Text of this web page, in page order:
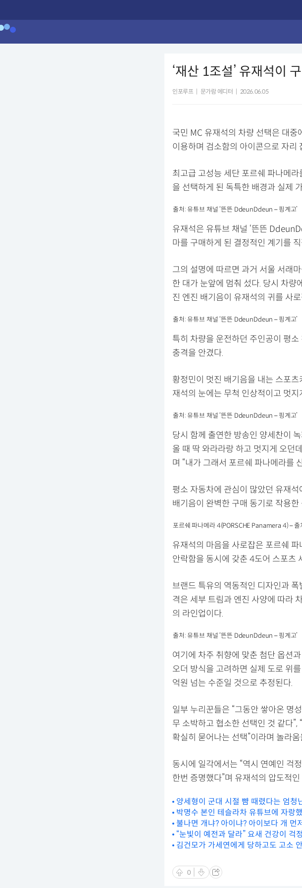
‘재산 1조설’ 유재석이
인포루프 문가람 에디터 2026.06.05
국민 MC 유재석의 차량 선택은 대중
이용하며 검소함의 아이콘으로 자리
최고급 고성능 세단 포르쉐 파나메
을 선택하게 된 독특한 배경과 실제
출처: 유튜브 채널 ‘뜬뜬 DdeunDdeun – 핑계고’
유재석은 유튜브 채널 ‘뜬뜬
마를 구매하게 된 결정적인 계기를
그의 설명에 따르면 과거 서울 서래
한 대가 눈앞에 멈춰 섰다. 당시 차량
진 엔진 배기음이 유재석의 귀를 사
출처: 유튜브 채널 ‘뜬뜬 DdeunDdeun – 핑계고’
특히 차량을 운전하던 주인공이 평
충격을 안겼다.
황정민이 멋진 배기음을 내는 스포
재석의 눈에는 무척 인상적이고 멋지
출처: 유튜브 채널 ‘뜬뜬 DdeunDdeun – 핑계고’
당시 함께 출연한 방송인 양세찬이
올 때 딱 와라라랑 하고 멋지게 오던
며 “내가 그래서 포르쉐 파나메라를
평소 자동차에 관심이 많았던 유재
배기음이 완벽한 구매 동기로 작용한
포르쉐 파나메라 4(PORSCHE Panamera 4) – 출
유재석의 마음을 사로잡은 포르쉐
안락함을 동시에 갖춘 4도어 스포츠
브랜드 특유의 역동적인 디자인과
격은 세부 트림과 엔진 사양에 따라
의 라인업이다.
출처: 유튜브 채널 ‘뜬뜬 DdeunDdeun – 핑계고’
여기에 차주 취향에 맞춘 첨단 옵션
오더 방식을 고려하면 실제 도로 위
억원 넘는 수준일 것으로 추정된다.
일부 누리꾼들은 “그동안 쌓아온 명
무 소박하고 협소한 선택인 것 같다
확실히 묻어나는 선택”이라며 놀라
동시에 일각에서는 “역시 연예인 걱
한번 증명했다”며 유재석의 압도적
양세형이 군대 시절 뺨 때렸다는 엄청
박명수 본인 테슬라차 유튜브에 자랑
불나면 개냐? 아이냐? 아이보다 개 먼
“눈빛이 예전과 달라” 요새 건강이 걱
김건모가 가세연에게 당하고도 고소
0